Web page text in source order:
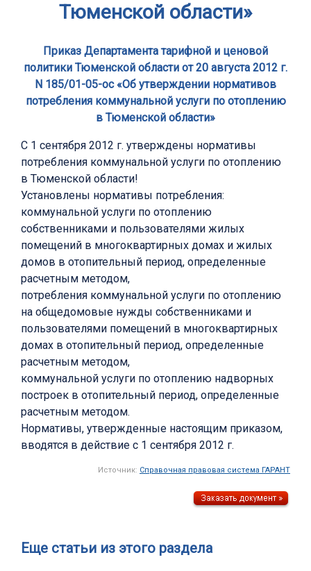
Тюменской области»
Приказ Департамента тарифной и ценовой
политики Тюменской области от 20 августа 2012 г.
N 185/01-05-ос «Об утверждении нормативов
потребления коммунальной услуги по отоплению
в Тюменской области»
С 1 сентября 2012 г. утверждены нормативы
потребления коммунальной услуги по отоплению
в Тюменской области!
Установлены нормативы потребления:
коммунальной услуги по отоплению
собственниками и пользователями жилых
помещений в многоквартирных домах и жилых
домов в отопительный период, определенные
расчетным методом,
потребления коммунальной услуги по отоплению
на общедомовые нужды собственниками и
пользователями помещений в многоквартирных
домах в отопительный период, определенные
расчетным методом,
коммунальной услуги по отоплению надворных
построек в отопительный период, определенные
расчетным методом.
Нормативы, утвержденные настоящим приказом,
вводятся в действие с 1 сентября 2012 г.
Источник: Справочная правовая система ГАРАНТ
Еще статьи из этого раздела